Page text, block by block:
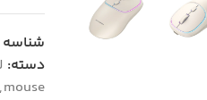
دسته:
mouse
,